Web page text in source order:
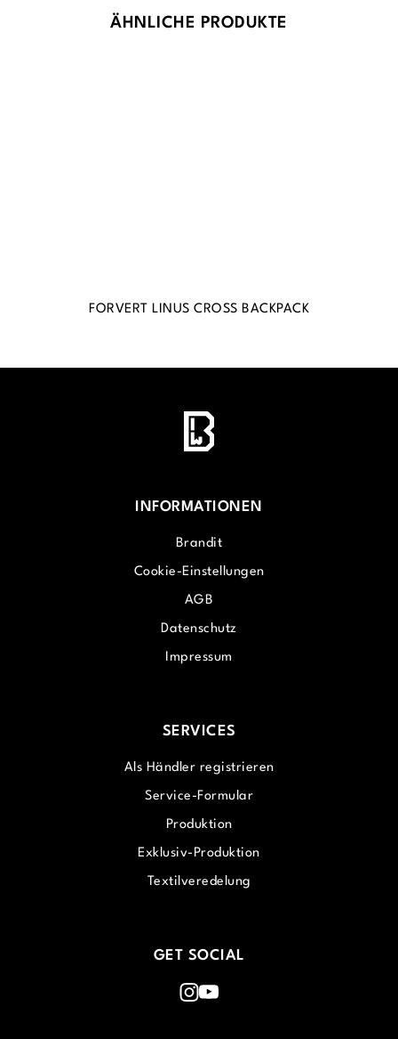
Produktgalerie überspringen
ÄHNLICHE PRODUKTE
FORVERT LINUS CROSS BACKPACK
INFORMATIONEN
Brandit
Cookie-Einstellungen
AGB
Datenschutz
Impressum
SERVICES
Als Händler registrieren
Service-Formular
Produktion
Exklusiv-Produktion
Textilveredelung
GET SOCIAL
Instagram
Youtube